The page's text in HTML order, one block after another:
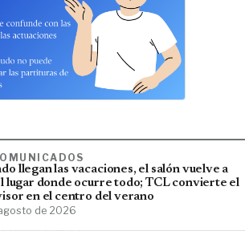
llegan las vacaciones, el salón vuelve a
lugar donde ocurre todo; TCL convierte el
en el centro del verano
de 2026